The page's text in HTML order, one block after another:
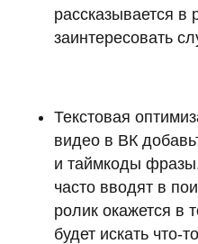
рассказывается в
заинтересовать
Текстовая
видео в ВК
и таймкоды
часто вводят в
ролик окажется в
будет искать что-